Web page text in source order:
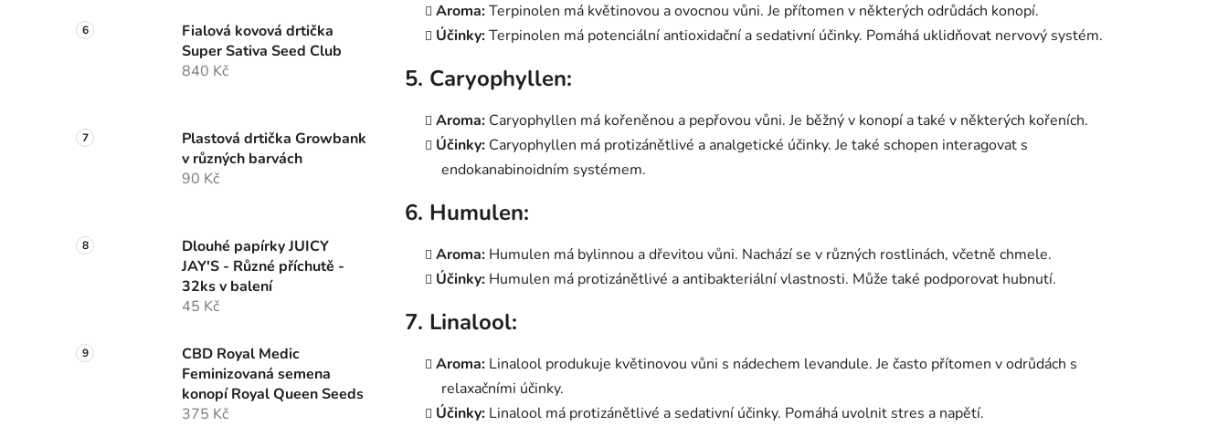
Fialová kovová drtička
Super Sativa Seed Club
840 Kč
Plastová drtička Growbank
v různých barvách
90 Kč
Dlouhé papírky JUICY
JAY'S - Různé příchutě -
32ks v balení
45 Kč
CBD Royal Medic
Feminizovaná semena
konopí Royal Queen Seeds
375 Kč
Aroma:Terpinolen má květinovou a ovocnou vůni. Je přítomen v některých odrůdách konopí.
Účinky:Terpinolen má potenciální antioxidační a sedativní účinky. Pomáhá uklidňovat nervový systém.
5. Caryophyllen:
Aroma: Caryophyllen má kořeněnou a pepřovou vůni. Je běžný v konopí a také v některých kořeních.
Účinky: Caryophyllen má protizánětlivé a analgetické účinky. Je také schopen interagovat s
endokanabinoidním systémem.
6. Humulen:
Aroma: Humulen má bylinnou a dřevitou vůni. Nachází se v různých rostlinách, včetně chmele.
Účinky: Humulen má protizánětlivé a antibakteriální vlastnosti. Může také podporovat hubnutí.
7. Linalool:
Aroma: Linalool produkuje květinovou vůni s nádechem levandule. Je často přítomen v odrůdách s
relaxačními účinky.
Účinky: Linalool má protizánětlivé a sedativní účinky. Pomáhá uvolnit stres a napětí.